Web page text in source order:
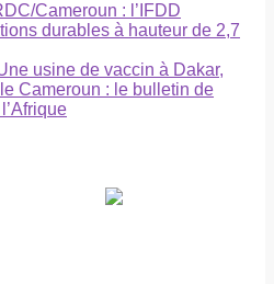
Cameroun : l’IFDD
durables à hauteur de 2,7
usine de vaccin à Dakar,
Cameroun : le bulletin de